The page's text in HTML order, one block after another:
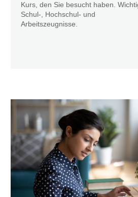
Kurs, den Sie besucht haben.
Schul-, Hochschul- und
Arbeitszeugnisse.